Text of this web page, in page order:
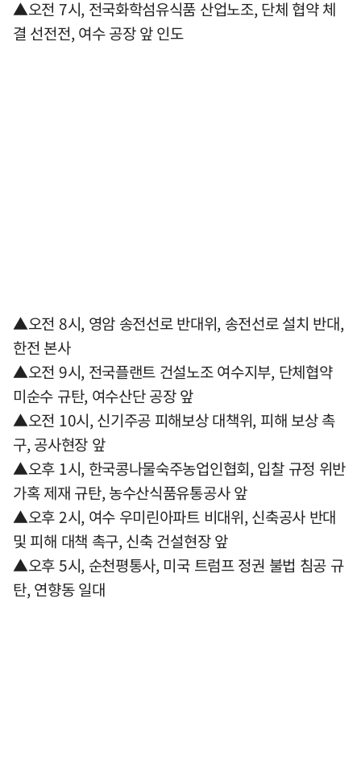
▲오전 7시, 전국화학섬유식품 산업노조, 단체 협약 체
결 선전전, 여수 공장 앞 인도
▲오전 8시, 영암 송전선로 반대위, 송전선로 설치 반대,
한전 본사
▲오전 9시, 전국플랜트 건설노조 여수지부, 단체협약
미순수 규탄, 여수산단 공장 앞
▲오전 10시, 신기주공 피해보상 대책위, 피해 보상 촉
구, 공사현장 앞
▲오후 1시, 한국콩나물숙주농업인협회, 입찰 규정 위반
가혹 제재 규탄, 농수산식품유통공사 앞
▲오후 2시, 여수 우미린아파트 비대위, 신축공사 반대
및 피해 대책 촉구, 신축 건설현장 앞
▲오후 5시, 순천평통사, 미국 트럼프 정권 불법 침공 규
탄, 연향동 일대